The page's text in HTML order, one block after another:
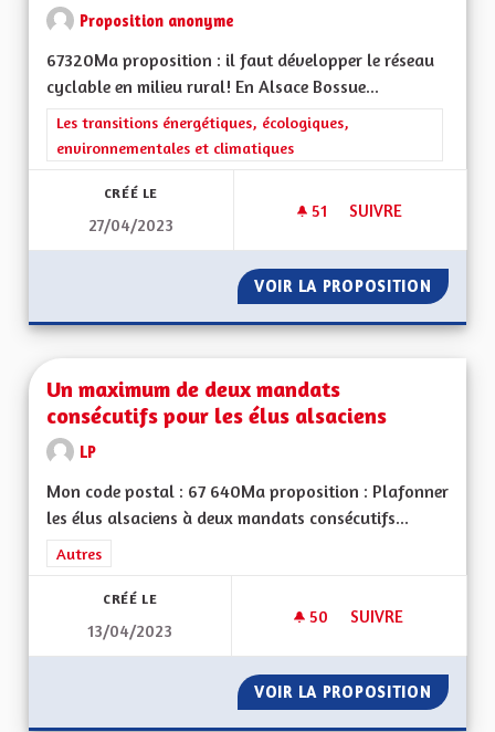
Proposition anonyme
67320Ma proposition : il faut développer le réseau
cyclable en milieu rural! En Alsace Bossue...
Filtrer les résultats de la catégorie : Les transitions
Les transitions énergétiques, écologiques,
environnementales et climatiques
CRÉÉ LE
27/04/2023
51 51 ABONNÉS
SUIVRE
VOIR LA PROPOSITION PISTES
Un maximum de deux mandats
consécutifs pour les élus alsaciens
LP
Mon code postal : 67 640Ma proposition : Plafonner
les élus alsaciens à deux mandats consécutifs...
Filtrer les résultats de la catégorie : Autres
Autres
CRÉÉ LE
13/04/2023
50 50 ABONNÉS
SUIVRE
VOIR LA PROPOSITION UN